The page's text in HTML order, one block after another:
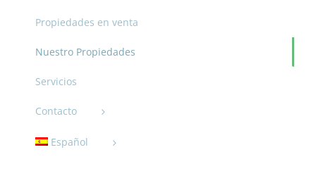
Propiedades en venta
Nuestro Propiedades
Servicios
Contacto
Español